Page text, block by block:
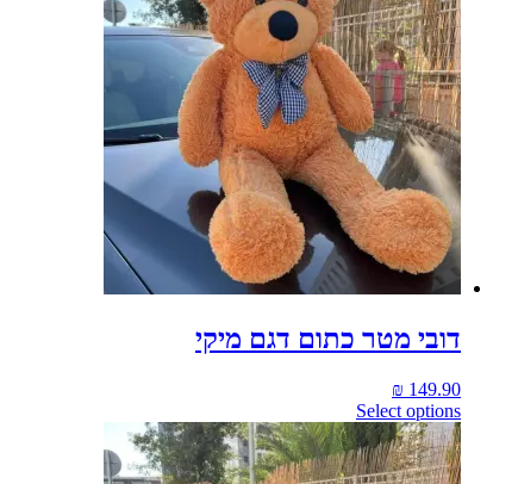
דובי מטר כתום דגם מיקי
₪ 149.90
Select options